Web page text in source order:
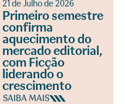
21 de Julho de 2026
Primeiro semestre
confirma
aquecimento do
mercado editorial,
com Ficção
liderando o
crescimento
SAIBA MAIS